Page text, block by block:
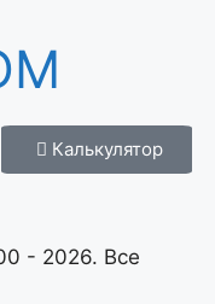
Калькулятор
- 2026. Все